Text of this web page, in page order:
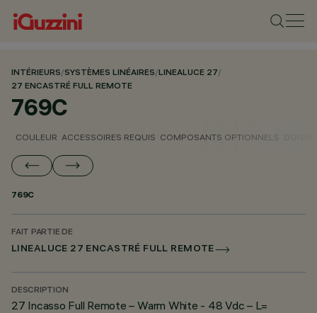
INTÉRIEURS/SYSTÈMES LINÉAIRES/LINEALUCE 27/
27 ENCASTRÉ FULL REMOTE
769C
COULEUR ACCESSOIRES REQUIS COMPOSANTS OPTIONNELS
769C
FAIT PARTIE DE
LINEALUCE 27 ENCASTRÉ FULL REMOTE
DESCRIPTION
27 Incasso Full Remote – Warm White - 48 Vdc – L=